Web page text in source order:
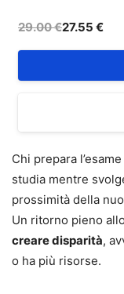
29.00 €27.55 €
Chi prepara
studia mentre
prossimità della
Un ritorno pieno
creare disparità,
o ha più risorse.